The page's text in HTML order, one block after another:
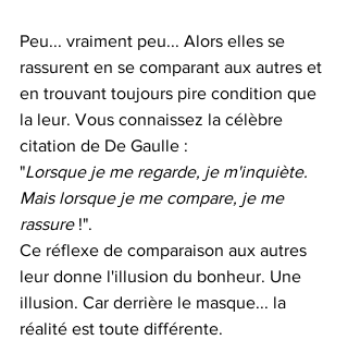
Peu... vraiment peu... Alors elles se
rassurent en se comparant aux autres et
en trouvant toujours pire condition que
la leur. Vous connaissez la célèbre
citation de De Gaulle :
"Lorsque je me regarde, je m'inquiète.
Mais lorsque je me compare, je me
rassure !".
Ce réflexe de comparaison aux autres
leur donne l'illusion du bonheur. Une
illusion. Car derrière le masque... la
réalité est toute différente.